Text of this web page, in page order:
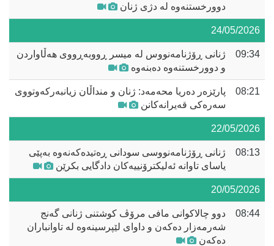
دوورخستنەوە لە دژی ژنان
24/05/2026
09:34
ژنانی ڕۆژنامەنووس لە میسر ڕووبەڕووی هەڵاواردن
و دوورخستنەوە دەبنەوە
08:21
پارێزەر دەریا محەمەد: ژنان و منداڵان زیانبەرکەوتووی
سەرەکی قەیرانەکانن
22/05/2026
08:13
ژنانی ڕۆژنامەنووسی سودانی ڕەتیدەکەنەوە بەپێی
یاسای تاوانە ئەلیکترۆنییەکان دادگایی بکرێن
20/05/2026
08:44
دوو چالاکوانی مافی مرۆڤ کوشتنی ژنانی گەنج
شەرمەزار دەکەن و داوای لێپرسینەوە لە تاوانباران
دەکەن